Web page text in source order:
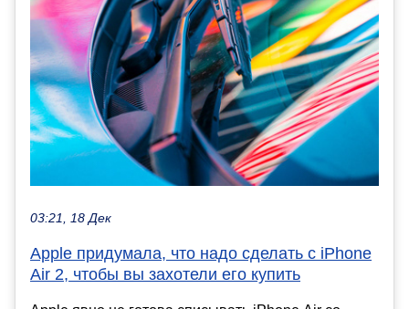
03:21, 18 Дек
Apple придумала, что надо сделать с iPhone
Air 2, чтобы вы захотели его купить